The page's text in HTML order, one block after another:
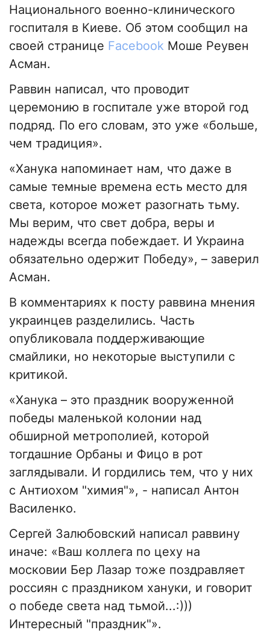
Национального военно-клинического
госпиталя в Киеве. Об этом сообщил на
своей странице Facebook Моше Реувен
Асман.
Раввин написал, что проводит
церемонию в госпитале уже второй год
подряд. По его словам, это уже «больше,
чем традиция».
«Ханука напоминает нам, что даже в
самые темные времена есть место для
света, которое может разогнать тьму.
Мы верим, что свет добра, веры и
надежды всегда побеждает. И Украина
обязательно одержит Победу», – заверил
Асман.
В комментариях к посту раввина мнения
украинцев разделились. Часть
опубликовала поддерживающие
смайлики, но некоторые выступили с
критикой.
«Ханука – это праздник вооруженной
победы маленькой колонии над
обширной метрополией, которой
тогдашние Орбаны и Фицо в рот
заглядывали. И гордились тем, что у них
с Антиохом "химия"», - написал Антон
Василенко.
Сергей Залюбовский написал раввину
иначе: «Ваш коллега по цеху на
московии Бер Лазар тоже поздравляет
россиян с праздником хануки, и говорит
о победе света над тьмой...:)))
Интересный "праздник"».